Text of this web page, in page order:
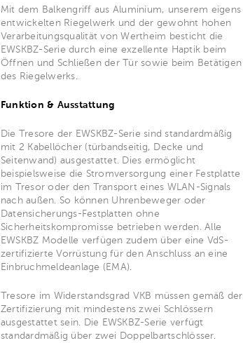
Mit dem Balkengriff aus Aluminium, unserem eigens
entwickelten Riegelwerk und der gewohnt hohen
Verarbeitungsqualität von Wertheim besticht die
EWSKBZ-Serie durch eine exzellente Haptik beim
Öffnen und Schließen der Tür sowie beim Betätigen
des Riegelwerks.
Funktion & Ausstattung
Die Tresore der EWSKBZ-Serie sind standardmäßig
mit 2 Kabellöcher (türbandseitig, Decke und
Seitenwand) ausgestattet. Dies ermöglicht
beispielsweise die Stromversorgung einer Festplatte
im Tresor oder den Transport eines WLAN-Signals
nach außen. So können Uhrenbeweger oder
Datensicherungs-Festplatten ohne
Sicherheitskompromisse betrieben werden. Alle
EWSKBZ Modelle verfügen zudem über eine VdS-
zertifizierte Vorrüstung für den Anschluss an eine
Einbruchmeldeanlage (EMA).
Tresore im Widerstandsgrad VKB müssen gemäß der
Zertifizierung mit mindestens zwei Schlössern
ausgestattet sein. Die EWSKBZ-Serie verfügt
standardmäßig über zwei Doppelbartschlösser.